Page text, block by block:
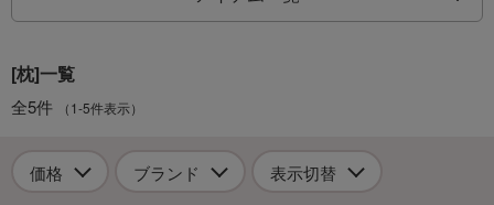
[枕]一覧
全5件 （1-5件表示）
価格 ブランド 表示切替